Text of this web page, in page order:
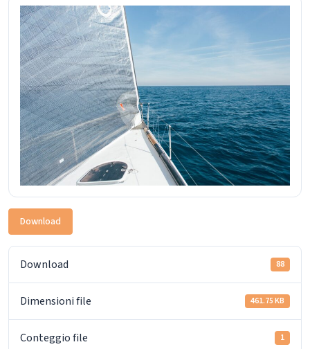
Download
Download 88
Dimensioni file 461.75 KB
Conteggio file 1